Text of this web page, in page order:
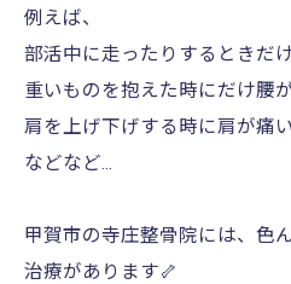
例えば、
部活中に走ったりするときだ
重いものを抱えた時にだけ腰
肩を上げ下げする時に肩が痛い
などなど...
甲賀市の寺庄整骨院には、色
治療があります🦴